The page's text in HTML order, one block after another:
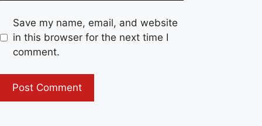
Save my name, email, and website
in this browser for the next time I
comment.